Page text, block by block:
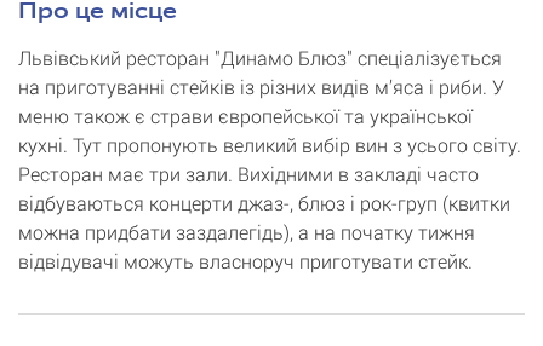
Про це місце
Львівський ресторан "Динамо Блюз" спеціалізується
на приготуванні стейків із різних видів м’яса і риби. У
меню також є страви європейської та української
кухні. Тут пропонують великий вибір вин з усього світу.
Ресторан має три зали. Вихідними в закладі часто
відбуваються концерти джаз-, блюз і рок-груп (квитки
можна придбати заздалегідь), а на початку тижня
відвідувачі можуть власноруч приготувати стейк.